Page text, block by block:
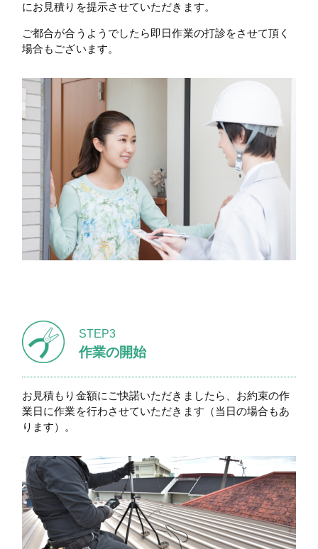
にお見積りを提示させていただきます。
ご都合が合うようでしたら即日作業の打診をさせて頂く
場合もございます。
作業の開始
STEP3
お見積もり金額にご快諾いただきましたら、お約束の作
業日に作業を行わさせていただきます（当日の場合もあ
ります）。